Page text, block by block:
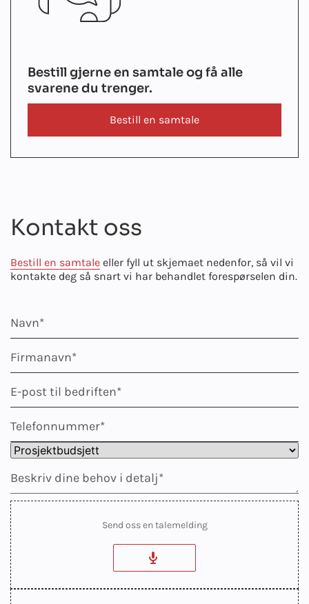
Bestill gjerne en samtale og få alle
svarene du trenger.
Bestill en samtale
Kontakt oss
Bestill en samtale eller fyll ut skjemaet nedenfor, så vil vi
kontakte deg så snart vi har behandlet forespørselen din.
Send oss en talemelding